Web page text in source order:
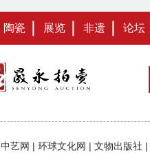
陶瓷 展览 非遗 论坛
中艺网 | 环球文化网 | 文物出版社 |